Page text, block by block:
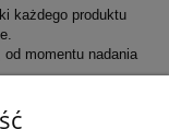
każdego produktu
momentu nadania